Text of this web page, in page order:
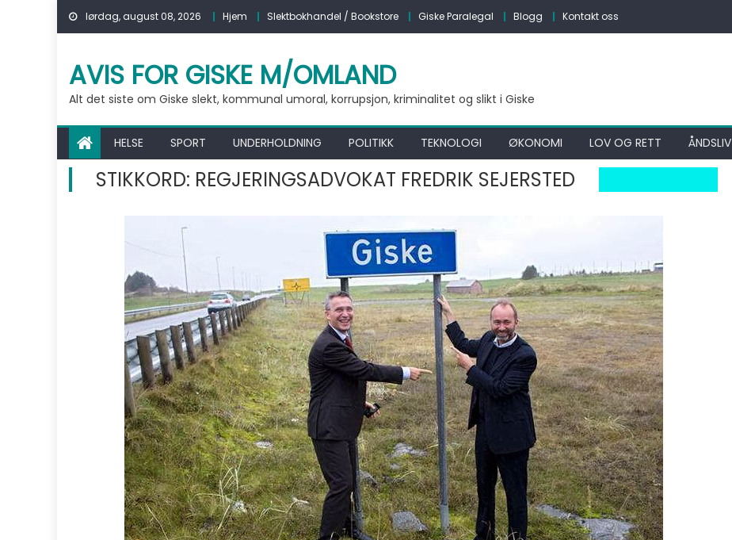
Skip to content
lørdag, august 08, 2026 Hjem Slektbokhandel / Bookstore Giske Paralegal Blogg Kontakt oss
AVIS FOR GISKE M/OMLAND
Alt det siste om Giske slekt, kommunal umoral, korrupsjon, kriminalitet og slikt i Giske
HELSE SPORT UNDERHOLDNING POLITIKK TEKNOLOGI ØKONOMI LOV OG RETT ÅNDSLIV
STIKKORD: REGJERINGSADVOKAT FREDRIK SEJERSTED